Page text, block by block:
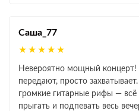
Саша_77
★★★★★
Невероятно мощный концерт!
передают, просто
громкие гитарные рифы — всё
прыгать и подпевать весь